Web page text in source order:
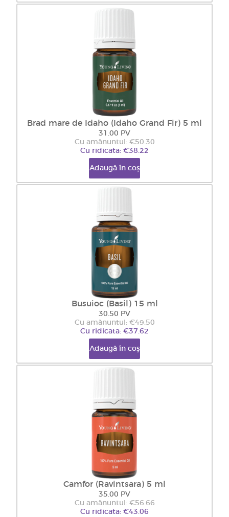
Brad mare de Idaho (Idaho Grand Fir) 5 ml
31.00 PV
Cu amănuntul: €50.30
Cu ridicata: €38.22
Adaugă în coș
Busuioc (Basil) 15 ml
30.50 PV
Cu amănuntul: €49.50
Cu ridicata: €37.62
Adaugă în coș
Camfor (Ravintsara) 5 ml
35.00 PV
Cu amănuntul: €56.66
Cu ridicata: €43.06